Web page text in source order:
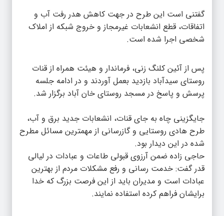
گفتنی است این طرح در جهت کاهش هدر رفت آب و
اتفاقات، قطع انشعابات غیرمجاز و خروج شبکه از املاک
شخصی اجرا شده است.
پس از آئین کلنگ زنی، فرماندار و هیئت همراه از قنات
روستای سیدآباد بازدید بعمل آوردند و در ادامه جلسه
پرسش و پاسخ در مسجد روستای خان آباد برگزار شد.
جایگزینی چاه به جای قنات، انشعابات جدید برق و آب،
طرح هادی روستایی و گازرسانی از مهمترین مسائل مطرح
شده در این دیدار بود.
حاجی زاده ضمن آرزوی قبولی طاعات و عبادات در لیالی
قدر گفت: خدمت رسانی و رفع مشکلات مردم از بهترین
عبادات است و مدیران باید از این فرصت بزرگ که خدا
برایشان فراهم کرده استفاده نمایند.